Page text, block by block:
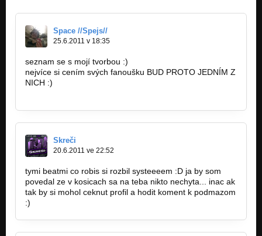
Space //Spejs//
25.6.2011 v 18:35
seznam se s mojí tvorbou :)
nejvíce si cením svých fanoušku BUD PROTO JEDNÍM Z
NICH :)
Skreči
20.6.2011 ve 22:52
tymi beatmi co robis si rozbil systeeeem :D ja by som
povedal ze v kosicach sa na teba nikto nechyta... inac ak
tak by si mohol ceknut profil a hodit koment k podmazom
:)